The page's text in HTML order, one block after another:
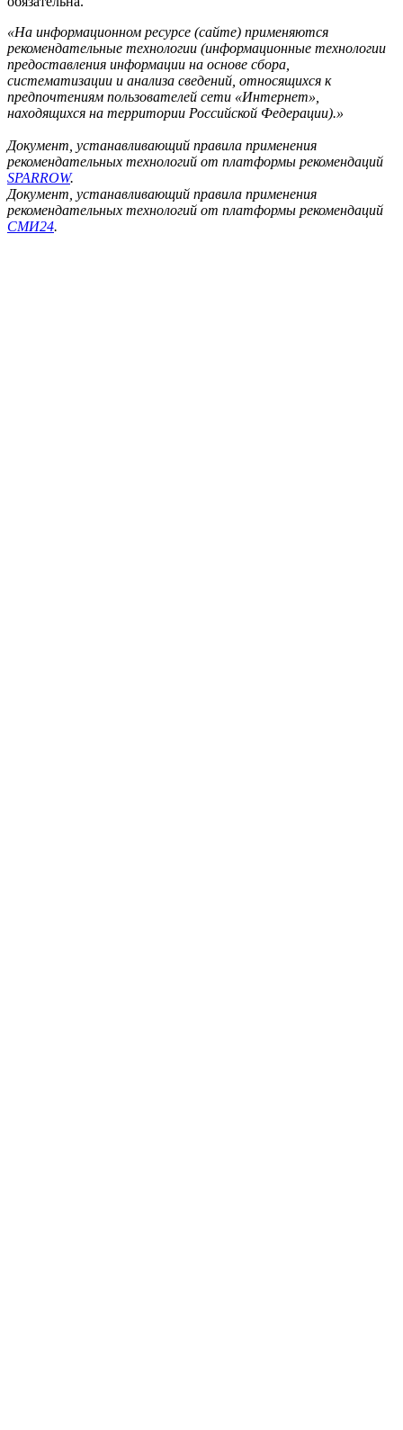
«На информационном ресурсе (сайте) применяются
рекомендательные технологии (информационные технологии
предоставления информации на основе сбора,
систематизации и анализа сведений, относящихся к
предпочтениям пользователей сети «Интернет»,
находящихся на территории Российской Федерации).»
Документ, устанавливающий правила применения
рекомендательных технологий от платформы рекомендаций
SPARROW.
Документ, устанавливающий правила применения
рекомендательных технологий от платформы рекомендаций
СМИ24.